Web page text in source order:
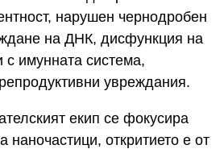
нарушен чернодробен
на ДНК, дисфункция на
с имунната система,
увреждания.
екип се фокусира
наночастици, откритието е от